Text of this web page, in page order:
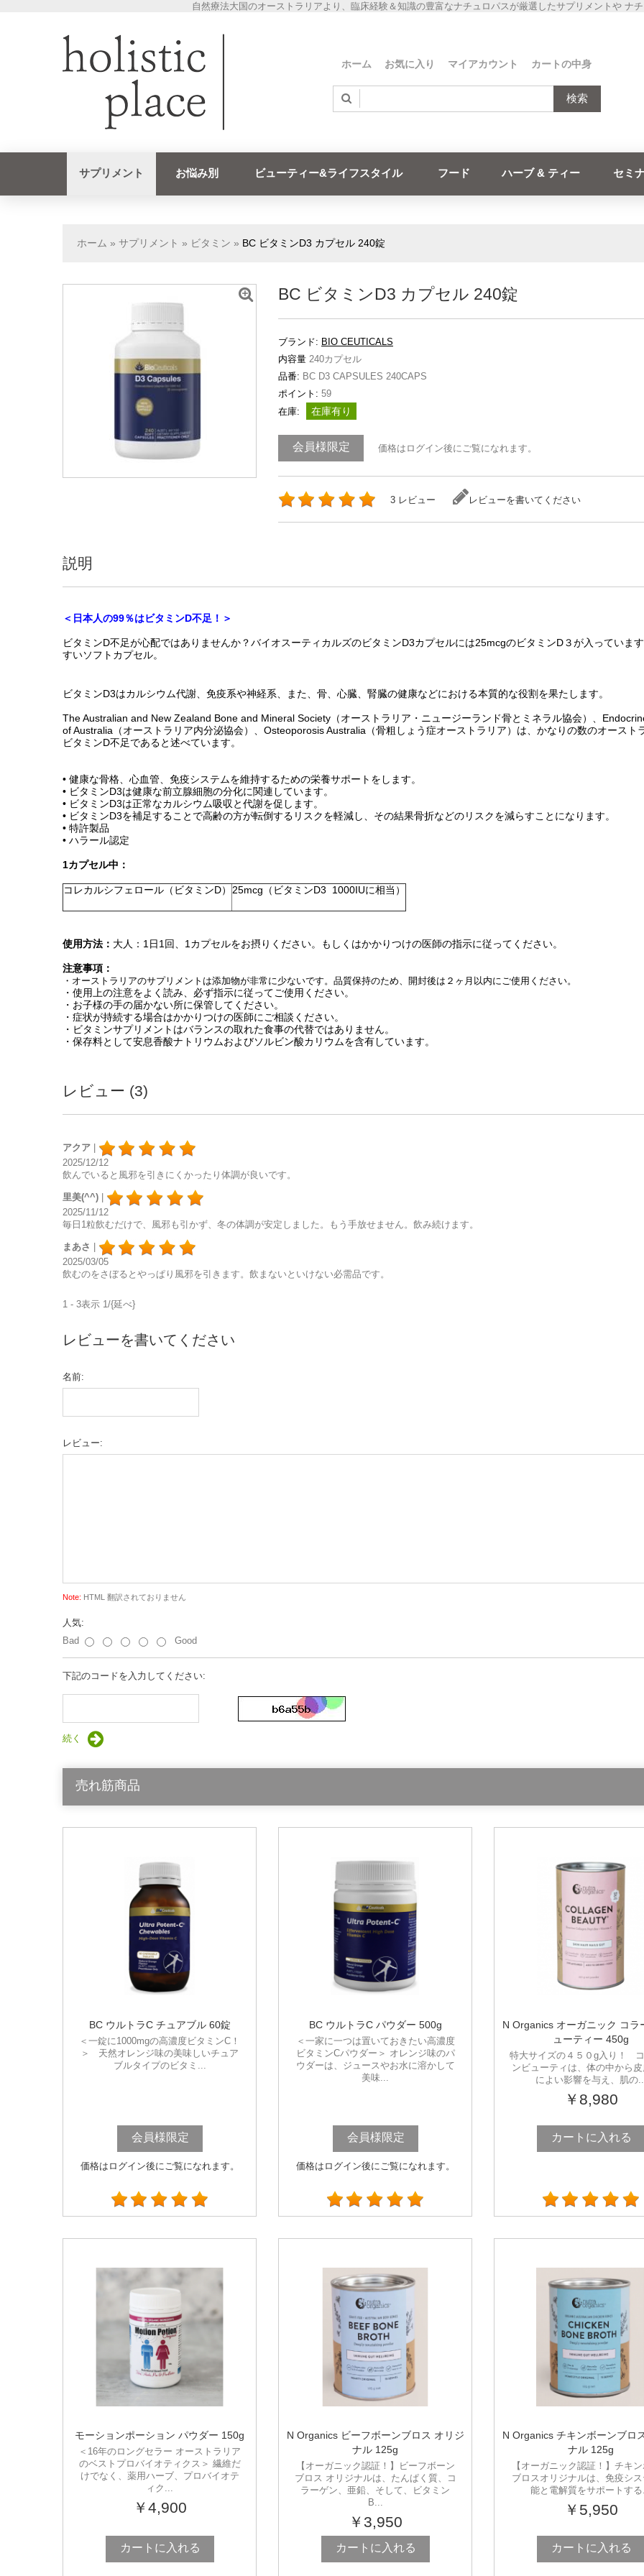
自然療法大国のオーストラリアより、臨床経験＆知識の豊富なナチュロパスが厳選したサプリメントや ナ
ホーム お気に入り マイアカウント カートの中身
検索
サプリメント お悩み別 ビューティー&ライフスタイル フード ハーブ & ティー セミ
ホーム » サプリメント » ビタミン » BC ビタミンD3 カプセル 240錠
BC ビタミンD3 カプセル 240錠
ブランド: BIO CEUTICALS
内容量 240カプセル
品番: BC D3 CAPSULES 240CAPS
ポイント: 59
在庫:
在庫有り
会員様限定 価格はログイン後にご覧になれます。
3 レビュー レビューを書いてください
説明
＜日本人の99％はビタミンD不足！＞
ビタミンD不足が心配ではありませんか？バイオスーティカルズのビタミンD3カプセルには25mcgのビタミンD３が入っていま
すいソフトカプセル。
ビタミンD3はカルシウム代謝、免疫系や神経系、また、骨、心臓、腎臓の健康などにおける本質的な役割を果たします。
The Australian and New Zealand Bone and Mineral Society（オーストラリア・ニュージーランド骨とミネラル協会）、
of Australia（オーストラリア内分泌協会）、Osteoporosis Australia（骨粗しょう症オーストラリア）は、かなりの数のオースト
ビタミンD不足であると述べています。
• 健康な骨格、心血管、免疫システムを維持するための栄養サポートをします。
• ビタミンD3は健康な前立腺細胞の分化に関連しています。
• ビタミンD3は正常なカルシウム吸収と代謝を促します。
• ビタミンD3を補足することで高齢の方が転倒するリスクを軽減し、その結果骨折などのリスクを減らすことになります。
• 特許製品
• ハラール認定
1カプセル中：
コレカルシフェロール（ビタミンD） 25mcg（ビタミンD3 1000IUに相当）
使用方法： 大人：1日1回、1カプセルをお摂りください。もしくはかかりつけの医師の指示に従ってください。
注意事項：
・オーストラリアのサプリメントは添加物が非常に少ないです。品質保持のため、開封後は２ヶ月以内にご使用ください。
・使用上の注意をよく読み、必ず指示に従ってご使用ください。
・お子様の手の届かない所に保管してください。
・症状が持続する場合はかかりつけの医師にご相談ください。
・ビタミンサプリメントはバランスの取れた食事の代替ではありません。
・保存料として安息香酸ナトリウムおよびソルビン酸カリウムを含有しています。
レビュー (3)
アクア
2025/12/12
飲んでいると風邪を引きにくかったり体調が良いです。
里美(^^)
2025/11/12
毎日1粒飲むだけで、風邪も引かず、冬の体調が安定しました。もう手放せません。飲み続けます。
まあさ
2025/03/05
飲むのをさぼるとやっぱり風邪を引きます。飲まないといけない必需品です。
1 - 3表示 1/{延べ}
レビューを書いてください
名前:
レビュー:
Note: HTML 翻訳されておりません
人気:
Bad
Good
下記のコードを入力してください:
続く
売れ筋商品
BC ウルトラC チュアブル 60錠
＜一錠に1000mgの高濃度ビタミンC！
＞ 天然オレンジ味の美味しいチュア
ブルタイプのビタミ...
会員様限定
価格はログイン後にご覧になれます。
BC ウルトラC パウダー 500g
＜一家に一つは置いておきたい高濃度
ビタミンCパウダー＞ オレンジ味のパ
ウダーは、ジュースやお水に溶かして
美味...
会員様限定
価格はログイン後にご覧になれます。
N Organics オーガニック コラ
ューティー 450g
特大サイズの４５０g入り！
ンビューティは、体の中から
によい影響を与え、肌の...
￥8,980
カートに入れる
モーションポーション パウダー 150g
＜16年のロングセラー オーストラリア
のベストプロバイオティクス＞ 繊維だ
けでなく、薬用ハーブ、プロバイオテ
ィク...
￥4,900
カートに入れる
N Organics ビーフボーンブロス オリジ
ナル 125g
【オーガニック認証！】ビーフボーン
ブロス オリジナルは、たんぱく質、コ
ラーゲン、亜鉛、そして、ビタミン
B...
￥3,950
カートに入れる
N Organics チキンボーンブロ
ナル 125g
【オーガニック認証！】チキ
ブロスオリジナルは、免疫シ
能と電解質をサポートす
￥5,950
カートに入れる